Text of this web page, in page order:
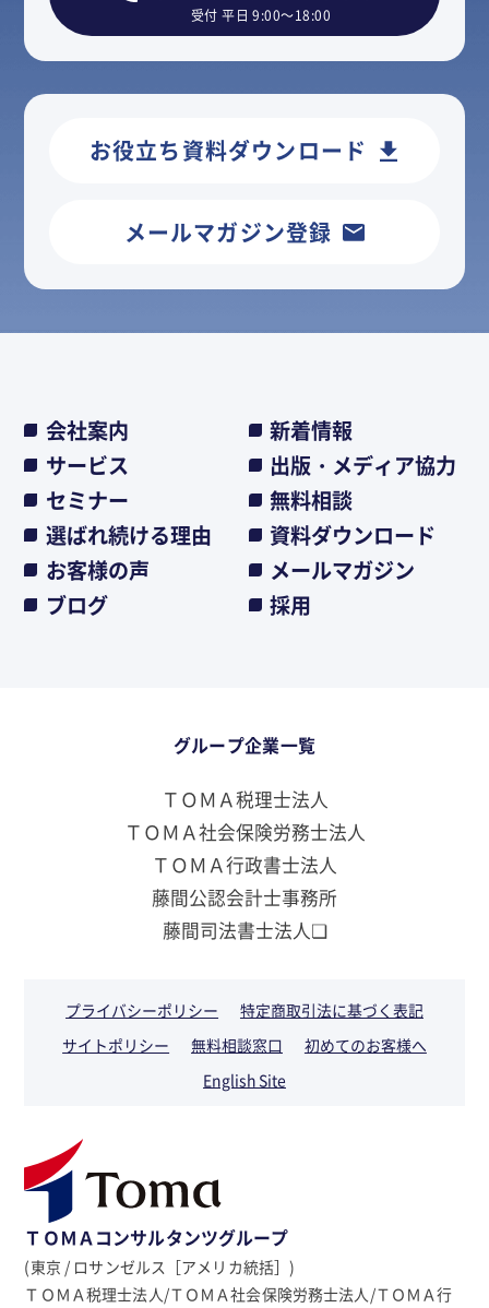
受付 平日 9:00～18:00
お役立ち資料ダウンロード
メールマガジン登録
会社案内
新着情報
サービス
出版・メディア協力
セミナー
無料相談
選ばれ続ける理由
資料ダウンロード
お客様の声
メールマガジン
ブログ
採用
グループ企業一覧
ＴＯＭＡ税理士法人
ＴＯＭＡ社会保険労務士法人
ＴＯＭＡ行政書士法人
藤間公認会計士事務所
藤間司法書士法人❏
プライバシーポリシー
特定商取引法に基づく表記
サイトポリシー
無料相談窓口
初めてのお客様へ
English Site
ＴＯＭＡコンサルタンツグループ
(東京 / ロサンゼルス［アメリカ統括］)
ＴＯＭＡ税理士法人/ＴＯＭＡ社会保険労務士法人/ＴＯＭＡ行